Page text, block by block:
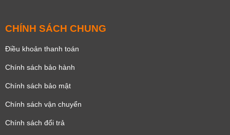
CHÍNH SÁCH CHUNG
Điều khoản thanh toán
Chính sách bảo hành
Chính sách bảo mật
Chính sách vận chuyển
Chính sách đổi trả